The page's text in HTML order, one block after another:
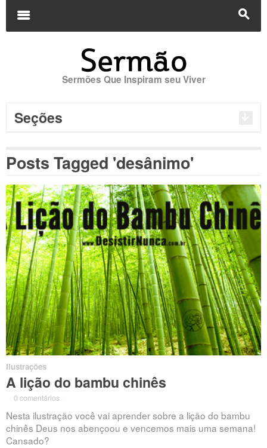
s
m
Sermões Que Inspiram seu Viver
Seções
Posts Tagged 'desânimo'
Ilustrações
A lição do bambu chinês
0 comentários
Nesta ilustração você vai aprender sobre a lição do bambu
chinês Deus nos abençoou e vencemos mais uma semana!
Cansado?